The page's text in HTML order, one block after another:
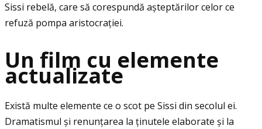
Sissi rebelă, care să corespundă așteptărilor celor ce
refuză pompa aristocraţiei.
Un film cu elemente
actualizate
Există multe elemente ce o scot pe Sissi din secolul ei.
Dramatismul și renunţarea la ţinutele elaborate și la